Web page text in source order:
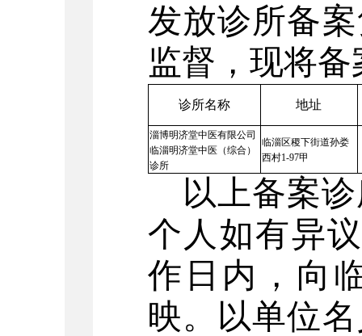
发放诊所备
监督，现将
诊所名称 地址
淄博明济堂中医有限公司
临淄明济堂中医（综合）
诊所
临淄区稷下街道孙娄
西村1-97甲
以上备案
个人如有异
作日内，向
映。以单位